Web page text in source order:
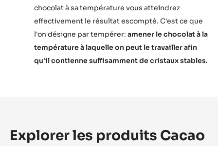
chocolat à sa température vous atteindrez
effectivement le résultat escompté. C'est ce que
l'on désigne par tempérer: amener le chocolat à la
température à laquelle on peut le travailler afin
qu'il contienne suffisamment de cristaux stables.
Explorer les produits Cacao